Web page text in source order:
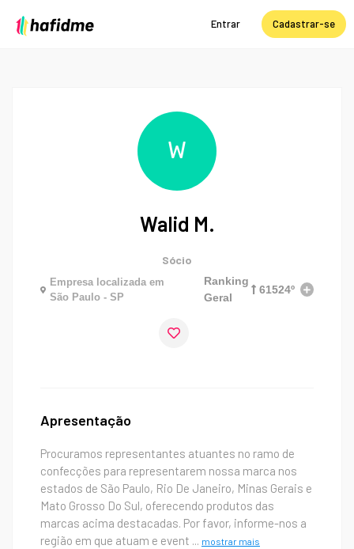
Entrar Cadastrar-se
W
Walid M.
Sócio
Empresa localizada em
São Paulo - SP
Ranking
Geral
61524º
Apresentação
Procuramos representantes atuantes no ramo de
confecções para representarem nossa marca nos
estados de São Paulo, Rio De Janeiro, Minas Gerais e
Mato Grosso Do Sul, oferecendo produtos das
marcas acima destacadas. Por favor, informe-nos a
região em que atuam e event ... mostrar mais